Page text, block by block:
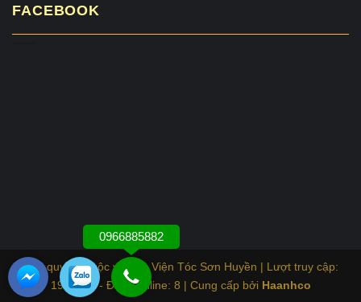
FACEBOOK
Bản quyền thuộc về Học Viện Tóc Sơn Huyền | Lượt truy cập:
1935290 - Đang online: 8 | Cung cấp bởi Haanhco
0966885882